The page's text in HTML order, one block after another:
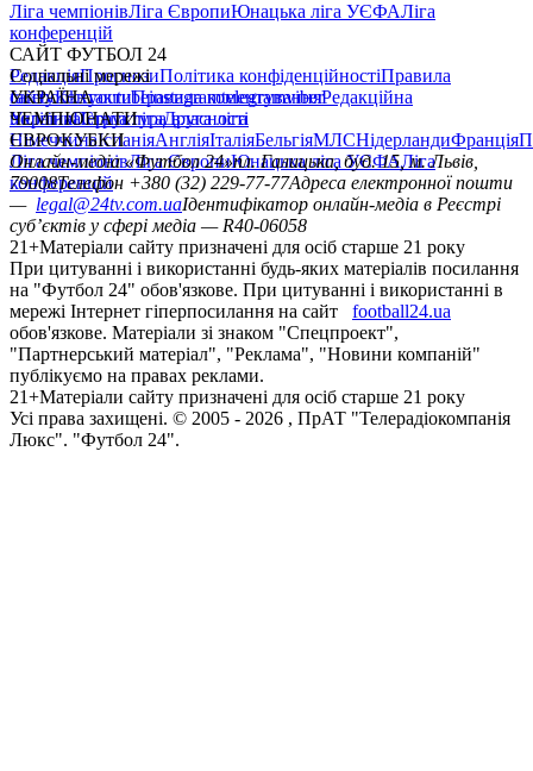
Ліга чемпіонівЛіга ЄвропиЮнацька ліга УЄФАЛіга
конференцій
САЙТ ФУТБОЛ 24
РедакціяПрогнозиПолітика конфіденційностіПравила
сайтуКонтактиПравила коментуванняРедакційна
політикаСтруктура власності
Соціальні мережі
facebookxyoutubeinstagramtelegramviber
УКРАЇНА
УкраїнаПерша лігаДруга ліга
ЧЕМПІОНАТИ
НімеччинаІспаніяАнгліяІталіяБельгіяМЛСНідерландиФранція
ЄВРОКУБКИ
Ліга чемпіонівЛіга ЄвропиЮнацька ліга УЄФАЛіга
конференцій
Онлайн-медіа «Футбол 24»пл. Галицька, буд. 15, м. Львів,
79008Телефон +380 (32) 229-77-77Адреса електронної пошти
— legal@24tv.com.uaІдентифікатор онлайн-медіа в Реєстрі
суб’єктів у сфері медіа — R40-06058
21+Матеріали сайту призначені для осіб старше 21 року
При цитуванні і використанні будь-яких матеріалів посилання
на "Футбол 24" обов'язкове. При цитуванні і використанні в
мережі Інтернет гіперпосилання на сайт
football24.ua
обов'язкове. Матеріали зі знаком "Спецпроект",
"Партнерський матеріал", "Реклама", "Новини компаній"
публікуємо на правах реклами.
21+Матеріали сайту призначені для осіб старше 21 року
Усi права захищенi. © 2005 - 2026 , ПрАТ "Телерадіокомпанія
Люкс". "Футбол 24".